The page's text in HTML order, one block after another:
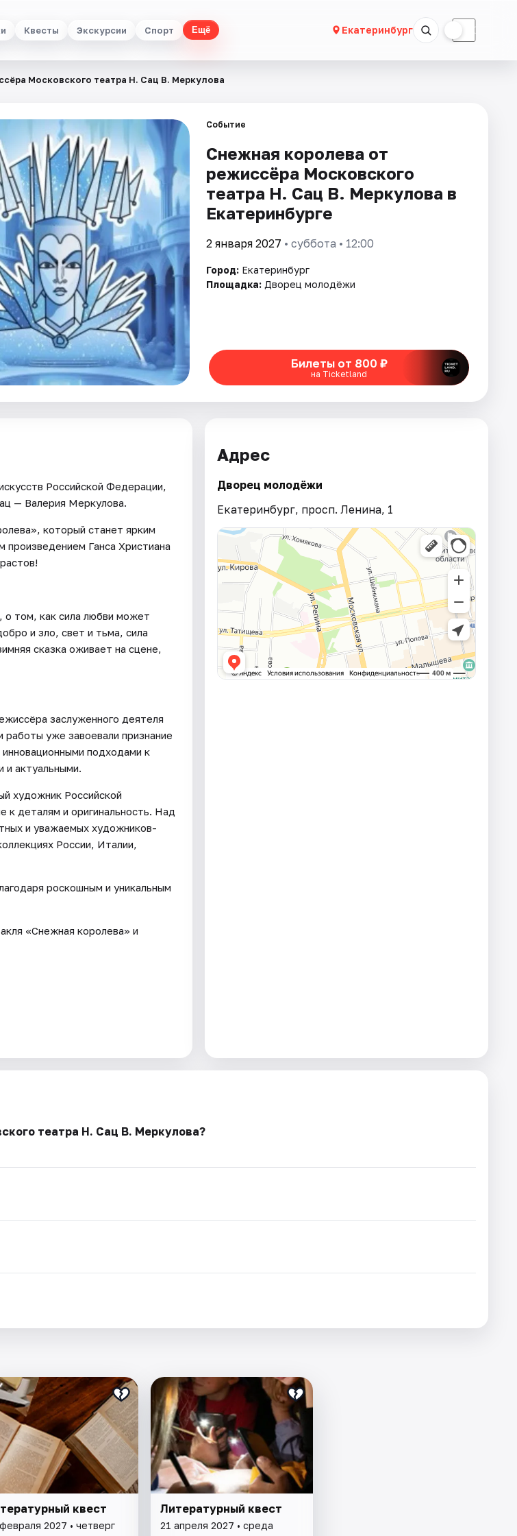
Квесты Экскурсии Спорт Ещё Екатеринбург ☾
Московского театра Н. Сац В. Меркулова
Событие
Снежная королева от
режиссёра Московского
театра Н. Сац В. Меркулова в
Екатеринбурге
2 января 2027 • суббота • 12:00
Город: Екатеринбург
Площадка: Дворец молодёжи
Билеты от 800 ₽
на Ticketland
Российской Федерации,
— Валерия Меркулова.
который станет ярким
произведением Ганса Христиана
о том, как сила любви может
и зло, свет и тьма, сила
сказка оживает на сцене,
заслуженного деятеля
уже завоевали признание
подходами к
и актуальными.
художник Российской
деталям и оригинальность. Над
и уважаемых художников-
России, Италии,
роскошным и уникальным
«Снежная королева» и
Адрес
Дворец молодёжи
Екатеринбург, просп. Ленина, 1
театра Н. Сац В. Меркулова?
квест
2027 • четверг
Литературный квест
21 апреля 2027 • среда